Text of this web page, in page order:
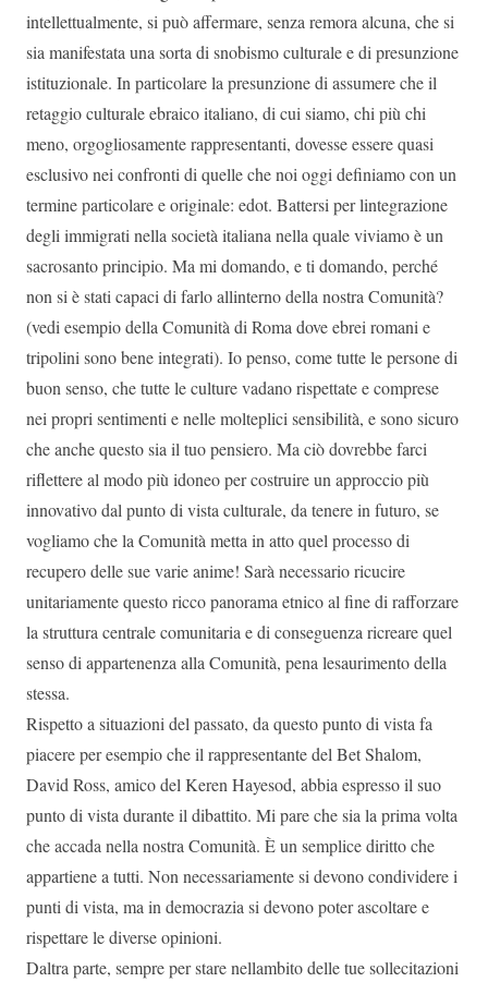
intellettualmente, si può affermare, senza remora alcuna, che si
sia manifestata una sorta di snobismo culturale e di presunzione
istituzionale. In particolare la presunzione di assumere che il
retaggio culturale ebraico italiano, di cui siamo, chi più chi
meno, orgogliosamente rappresentanti, dovesse essere quasi
esclusivo nei confronti di quelle che noi oggi definiamo con un
termine particolare e originale: edot. Battersi per lintegrazione
degli immigrati nella società italiana nella quale viviamo è un
sacrosanto principio. Ma mi domando, e ti domando, perché
non si è stati capaci di farlo allinterno della nostra Comunità?
(vedi esempio della Comunità di Roma dove ebrei romani e
tripolini sono bene integrati). Io penso, come tutte le persone di
buon senso, che tutte le culture vadano rispettate e comprese
nei propri sentimenti e nelle molteplici sensibilità, e sono sicuro
che anche questo sia il tuo pensiero. Ma ciò dovrebbe farci
riflettere al modo più idoneo per costruire un approccio più
innovativo dal punto di vista culturale, da tenere in futuro, se
vogliamo che la Comunità metta in atto quel processo di
recupero delle sue varie anime! Sarà necessario ricucire
unitariamente questo ricco panorama etnico al fine di rafforzare
la struttura centrale comunitaria e di conseguenza ricreare quel
senso di appartenenza alla Comunità, pena lesaurimento della
stessa.
Rispetto a situazioni del passato, da questo punto di vista fa
piacere per esempio che il rappresentante del Bet Shalom,
David Ross, amico del Keren Hayesod, abbia espresso il suo
punto di vista durante il dibattito. Mi pare che sia la prima volta
che accada nella nostra Comunità. È un semplice diritto che
appartiene a tutti. Non necessariamente si devono condividere i
punti di vista, ma in democrazia si devono poter ascoltare e
rispettare le diverse opinioni.
Daltra parte, sempre per stare nellambito delle tue sollecitazioni